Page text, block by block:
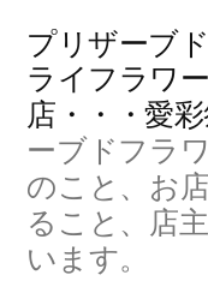
プリザーブ
ライフラワ
店・・・愛
ーブドフラ
のこと、お
ること、店
います。